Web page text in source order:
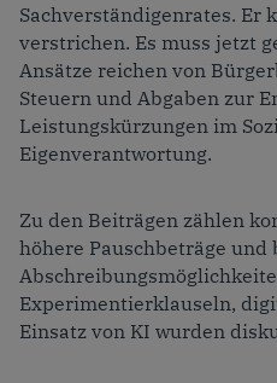
Sachverständigenrates. Er
verstrichen. Es muss jetzt
Ansätze reichen von
Steuern und Abgaben zur
Leistungskürzungen im
Eigenverantwortung.
Zu den Beiträgen zählen
höhere Pauschbeträge und
Experimentierklauseln,
Einsatz von KI wurden